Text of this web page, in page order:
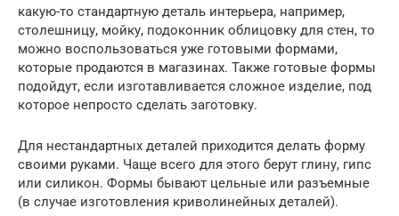
какую-то стандартную деталь интерьера, например,
столешницу, мойку, подоконник облицовку для стен, то
можно воспользоваться уже готовыми формами,
которые продаются в магазинах. Также готовые формы
подойдут, если изготавливается сложное изделие, под
которое непросто сделать заготовку.
Для нестандартных деталей приходится делать форму
своими руками. Чаще всего для этого берут глину, гипс
или силикон. Формы бывают цельные или разъемные
(в случае изготовления криволинейных деталей).